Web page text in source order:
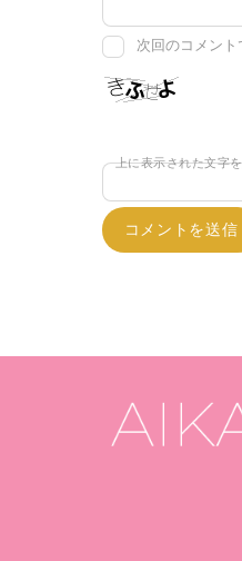
次回のコメント
上に表示された文字